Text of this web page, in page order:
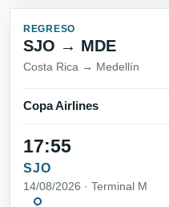
REGRESO
SJO → MDE
Costa Rica → Medellín
Copa Airlines
17:55
SJO
14/08/2026 · Terminal M